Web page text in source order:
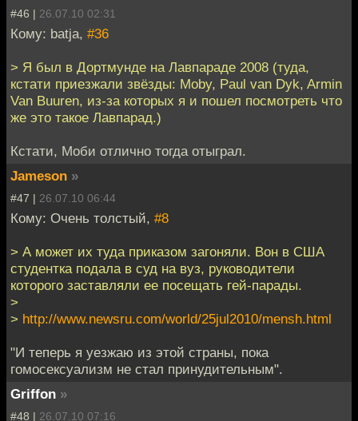
#46 | 26.07.10 02:31
Кому: batja, #36
> Я был в Дортмунде на Лавпараде 2008 (туда,
кстати приезжали звёзды: Moby, Paul van Dyk, Armin
Van Buuren, из-за которых я и пошел посмотреть что
же это такое Лавпарад.)
Кстати, Моби отлично тогда отыграл.
Jameson »
#47 | 26.07.10 06:44
Кому: Очень толстый, #8
> А может их туда приказом загоняли. Вон в США
студентка подала в суд на вуз, руководители
которого заставляли ее посещать гей-парады.
>
> http://www.newsru.com/world/25jul2010/mensh.html
"И теперь я уезжаю из этой страны, пока
гомосексуализм не стал принудительным".
Griffon »
#48 | 26.07.10 07:16